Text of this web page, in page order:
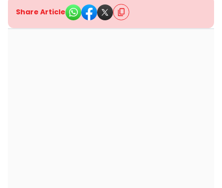
Share Article